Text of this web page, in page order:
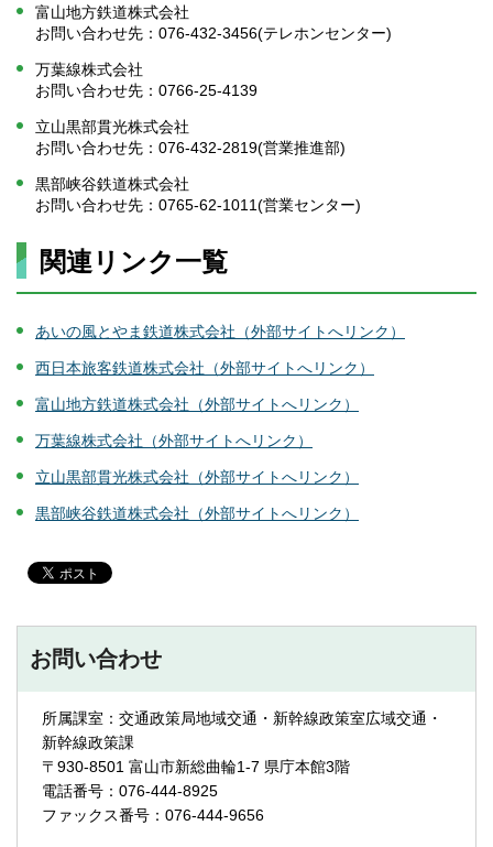
富山地方鉄道株式会社
お問い合わせ先：076-432-3456(テレホンセンター)
万葉線株式会社
お問い合わせ先：0766-25-4139
立山黒部貫光株式会社
お問い合わせ先：076-432-2819(営業推進部)
黒部峡谷鉄道株式会社
お問い合わせ先：0765-62-1011(営業センター)
関連リンク一覧
あいの風とやま鉄道株式会社（外部サイトへリンク）
西日本旅客鉄道株式会社（外部サイトへリンク）
富山地方鉄道株式会社（外部サイトへリンク）
万葉線株式会社（外部サイトへリンク）
立山黒部貫光株式会社（外部サイトへリンク）
黒部峡谷鉄道株式会社（外部サイトへリンク）
お問い合わせ
所属課室：交通政策局地域交通・新幹線政策室広域交通・
新幹線政策課
〒930-8501 富山市新総曲輪1-7 県庁本館3階
電話番号：076-444-8925
ファックス番号：076-444-9656